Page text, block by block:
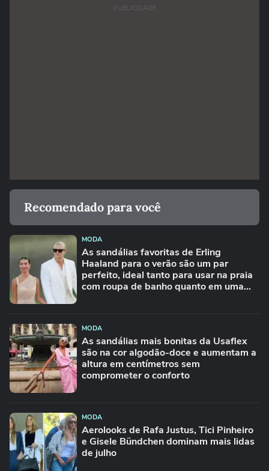
PUBLICIDADE
Recomendado para você
MODA
As sandálias favoritas de Erling
Haaland para o verão são um par
perfeito, ideal tanto para usar na praia
com roupa de banho quanto em uma
MODA
As sandálias mais bonitas da Usaflex
são na cor algodão-doce e aumentam a
altura em centímetros sem
comprometer o conforto
MODA
Aerolooks de Rafa Justus, Tici Pinheiro
e Gisele Bündchen dominam mais lidas
de julho